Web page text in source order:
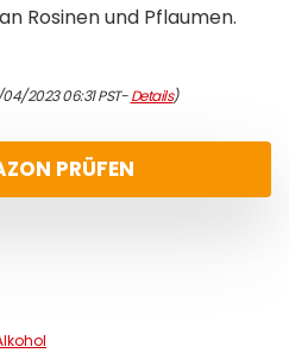
Rosinen und Pflaumen.
2023 06:31 PST-Details)
PRÜFEN